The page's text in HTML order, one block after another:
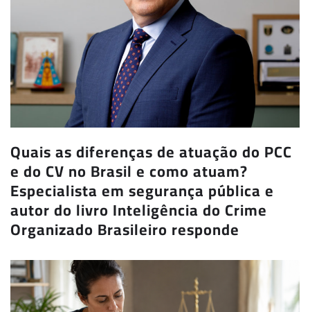
Quais as diferenças de atuação do PCC
e do CV no Brasil e como atuam?
Especialista em segurança pública e
autor do livro Inteligência do Crime
Organizado Brasileiro responde